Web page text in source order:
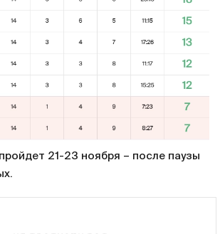
21-23 ноября – после паузы